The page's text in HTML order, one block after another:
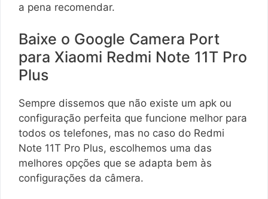
a pena recomendar.
Baixe o Google Camera Port
para Xiaomi Redmi Note 11T Pro
Plus
Sempre dissemos que não existe um apk ou
configuração perfeita que funcione melhor para
todos os telefones, mas no caso do Redmi
Note 11T Pro Plus, escolhemos uma das
melhores opções que se adapta bem às
configurações da câmera.